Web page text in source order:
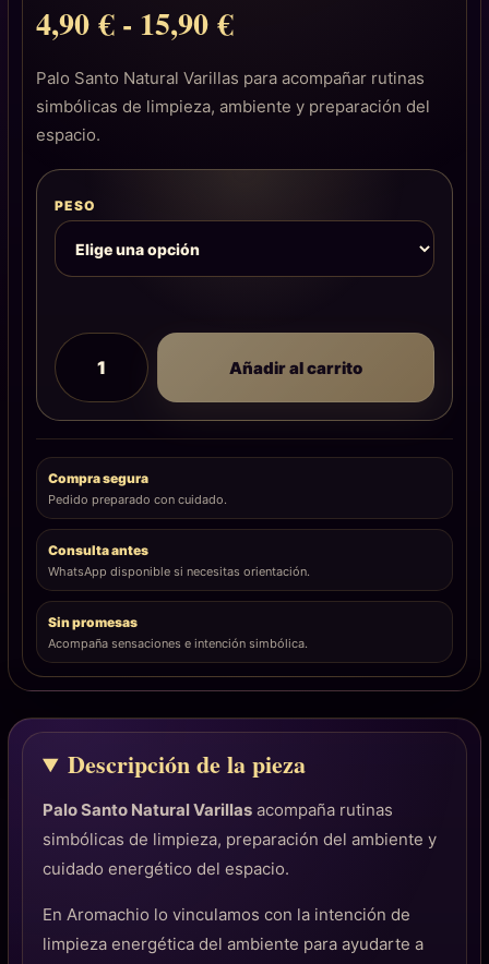
4,90€- 15,90€
Palo Santo Natural Varillas para acompañar rutinas
simbólicas de limpieza, ambiente y preparación del
espacio.
PESO
Añadir al carrito
Compra segura
Pedido preparado con cuidado.
Consulta antes
WhatsApp disponible si necesitas orientación.
Sin promesas
Acompaña sensaciones e intención simbólica.
Descripción de la pieza
Palo Santo Natural Varillas acompaña rutinas
simbólicas de limpieza, preparación del ambiente y
cuidado energético del espacio.
En Aromachio lo vinculamos con la intención de
limpieza energética del ambiente para ayudarte a